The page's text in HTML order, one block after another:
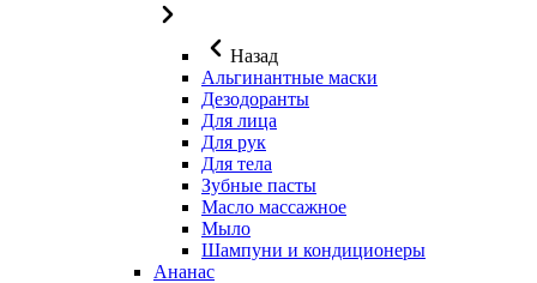
Назад
Альгинантные маски
Дезодоранты
Для лица
Для рук
Для тела
Зубные пасты
Масло массажное
Мыло
Шампуни и кондиционеры
Ананас